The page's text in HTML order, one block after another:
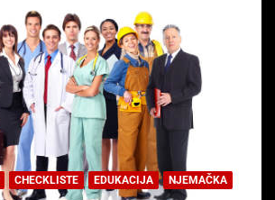
CHECKLISTE EDUKACIJA
NJEMAČKA